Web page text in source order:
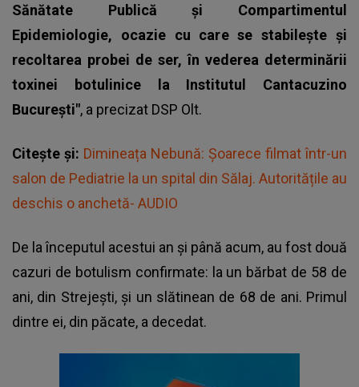
Sănătate Publică şi Compartimentul
Epidemiologie, ocazie cu care se stabileşte şi
recoltarea probei de ser, în vederea determinării
toxinei botulinice la Institutul Cantacuzino
Bucureşti", a precizat DSP Olt.
Citește și: Dimineața Nebună: Șoarece filmat într-un
salon de Pediatrie la un spital din Sălaj. Autoritățile au
deschis o anchetă- AUDIO
De la începutul acestui an și până acum, au fost două
cazuri de botulism confirmate: la un bărbat de 58 de
ani, din Strejești, și un slătinean de 68 de ani. Primul
dintre ei, din păcate, a decedat.